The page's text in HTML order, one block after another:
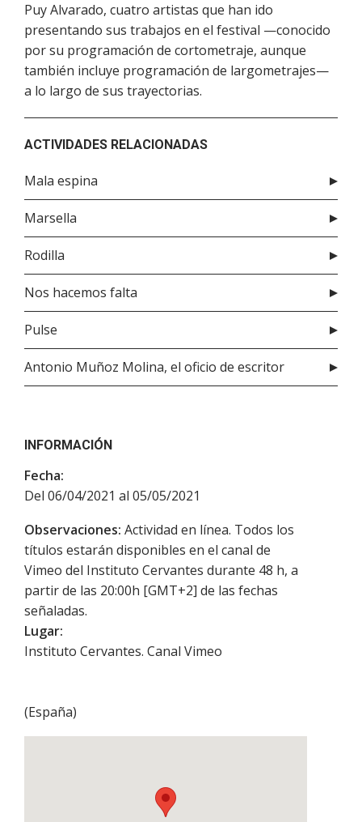
Puy Alvarado, cuatro artistas que han ido
presentando sus trabajos en el festival —conocido
por su programación de cortometraje, aunque
también incluye programación de largometrajes—
a lo largo de sus trayectorias.
ACTIVIDADES RELACIONADAS
Mala espina
Marsella
Rodilla
Nos hacemos falta
Pulse
Antonio Muñoz Molina, el oficio de escritor
INFORMACIÓN
Fecha:
Del 06/04/2021 al 05/05/2021
Observaciones: Actividad en línea. Todos los
títulos estarán disponibles en el canal de
Vimeo del Instituto Cervantes durante 48 h, a
partir de las 20:00h [GMT+2] de las fechas
señaladas.
Lugar:
Instituto Cervantes. Canal Vimeo
(España)